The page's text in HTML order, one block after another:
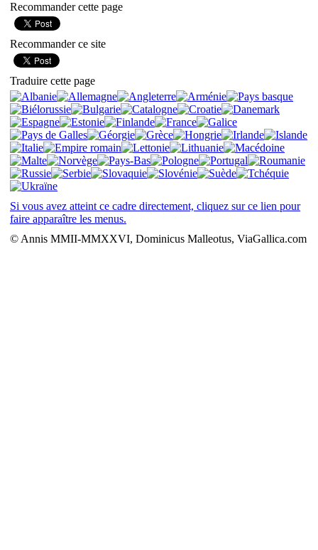
Recommander cette page
Recommander ce site
Traduire cette page
Si vous avez atteint ce cadre directement, cliquez sur ce lien pour
faire apparaître les menus.
© Annis MMII-MMXXVI, Dominicus Malleotus, ViaGallica.com